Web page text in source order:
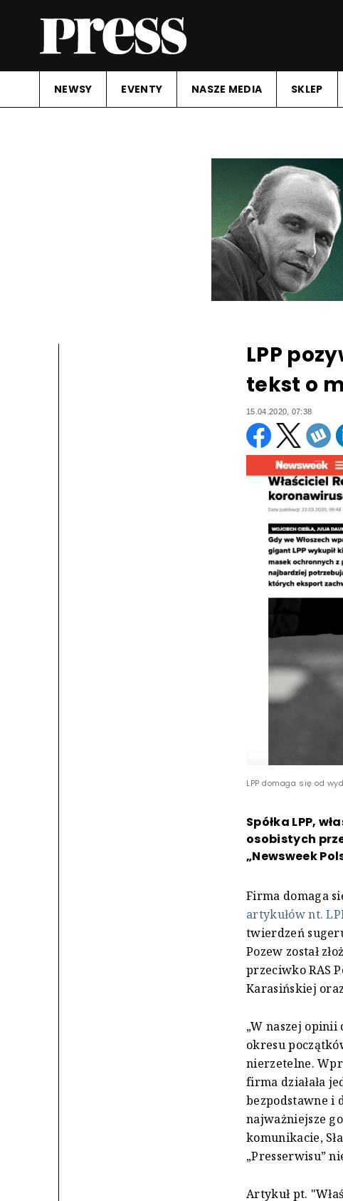
NEWSY EVENTY NASZE MEDIA SKLEP
LPP
tekst o
15.04.2020, 07:38
LPP domaga się od
Spółka LPP,
osobistych
„Newsweek
Firma domaga
artykułów nt.
twierdzeń
Pozew został
przeciwko RAS
Karasińskiej
„W naszej
okresu
nierzetelne.
firma działała
bezpodstawne i
najważniejsze
komunikacie,
„Presserwisu”
Artykuł pt.